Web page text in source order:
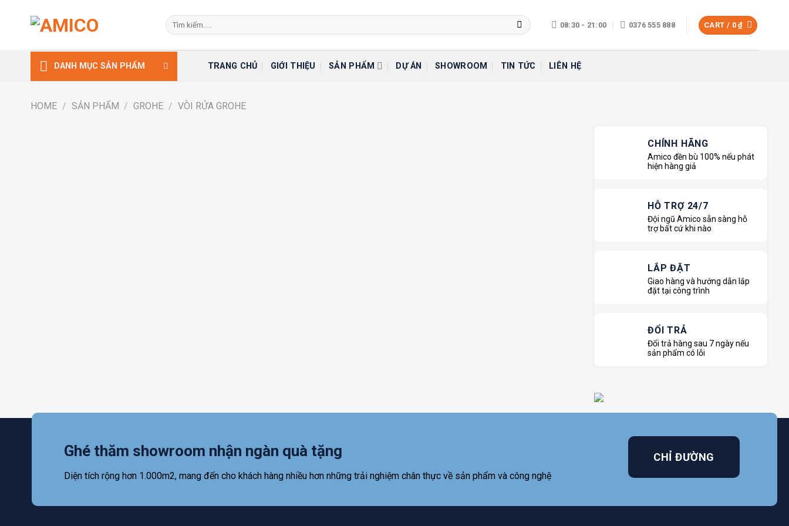
Search
for:
08:30 - 21:00 0376 555 888 CART / 0₫
DANH MỤC SẢN PHẨM TRANG CHỦ GIỚI THIỆU SẢN PHẨM DỰ ÁN SHOWROOM TIN TỨC LIÊN HỆ
HOME / SẢN PHẨM / GROHE / VÒI RỬA GROHE
CHÍNH HÃNG
Amico đền bù 100% nếu phát
hiện hàng giả
HỖ TRỢ 24/7
Đội ngũ Amico sẵn sàng hỗ
trợ bất cứ khi nào
LẮP ĐẶT
Giao hàng và hướng dẫn lắp
đặt tại công trình
ĐỔI TRẢ
Đổi trả hàng sau 7 ngày nếu
sản phẩm có lỗi
Ghé thăm showroom nhận ngàn quà tặng
Diện tích rộng hơn 1.000m2, mang đến cho khách hàng nhiều hơn những trải nghiệm chân thực về sản phẩm và công nghệ
CHỈ ĐƯỜNG